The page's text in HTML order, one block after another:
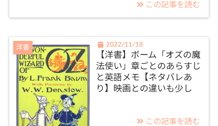
この記事を読む
洋書 2022/11/18
【洋書】ボーム「オズの魔
法使い」章ごとのあらすじ
と英語メモ【ネタバレあ
り】映画との違いも少し
この記事を読む